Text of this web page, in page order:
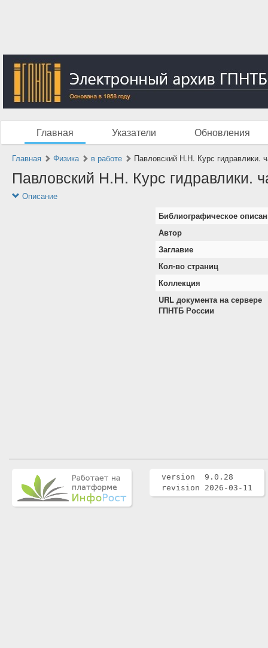
Главная Указатели Обновления
Главная Физика в работе Павловский Н.Н. Курс гидравлики.
Павловский Н.Н. Курс гидравлики.
Описание
Библиографическое
Автор
Заглавие
Кол-во страниц
Коллекция
URL документа на сервере
ГПНТБ России
version 9.0.28
revision 2026-03-11